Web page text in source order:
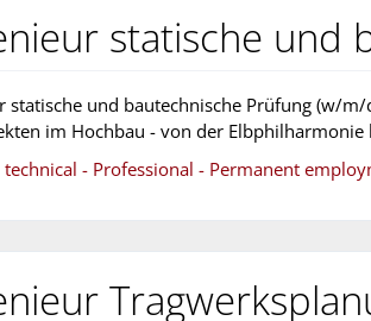
statische und
statische und bautechnische Prüfung (w/
im Hochbau - von der Elbphilharmonie
technical - Professional - Permanent